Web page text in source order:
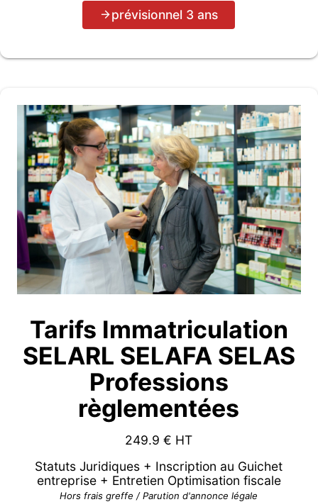
prévisionnel 3 ans
Tarifs Immatriculation
SELARL SELAFA SELAS
Professions
règlementées
249.9 € HT
Statuts Juridiques + Inscription au Guichet
entreprise + Entretien Optimisation fiscale
Hors frais greffe / Parution d'annonce légale